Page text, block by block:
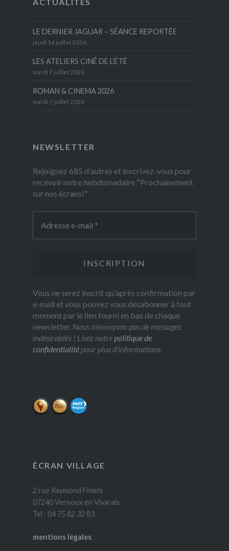
LE DERNIER JAGUAR – SÉANCE REPORTÉE
jeudi 16 juillet 2026
LES ATELIERS CINÉ DE L’ÉTÉ
mardi 7 juillet 2026
ROMAN & CINEMA 2026
mardi 7 juillet 2026
NEWSLETTER
Rejoignez 685 d'autres et inscrivez-vous pour
recevoir notre hebdomadaire "Prochainement
sur nos écrans!"
Vous ne serez inscrit qu'après confirmation par
e-mail et vous pouvez vous désabonner à tout
moment par le lien fourni en bas de chaque
newsletter. Nous n’envoyons pas de messages
indésirables ! Lisez notrepolitique de
confidentialitépour plus d’informations.
ÉCRAN VILLAGE
2 rue Raymond Finiels
07240 Vernoux en Vivarais
Tel : 04 75 82 32 83
mentions légales